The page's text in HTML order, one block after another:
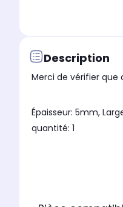
Description
Merci de vérifier
Épaisseur: 5mm,
quantité: 1